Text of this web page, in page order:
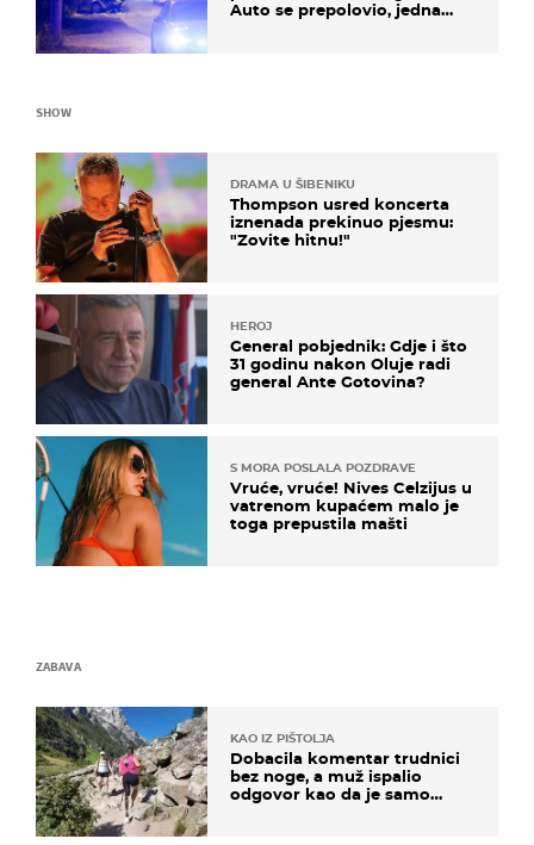
Auto se prepolovio, jedna
SHOW
DRAMA U ŠIBENIKU
Thompson usred koncerta
iznenada prekinuo pjesmu:
"Zovite hitnu!"
HEROJ
General pobjednik: Gdje i što
31 godinu nakon Oluje radi
general Ante Gotovina?
S MORA POSLALA POZDRAVE
Vruće, vruće! Nives Celzijus u
vatrenom kupaćem malo je
toga prepustila mašti
ZABAVA
KAO IZ PIŠTOLJA
Dobacila komentar trudnici
bez noge, a muž ispalio
odgovor kao da je samo